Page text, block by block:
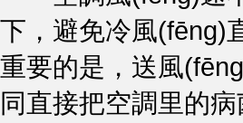
下，避免冷風
重要的是，送風
同直接把空調里的病